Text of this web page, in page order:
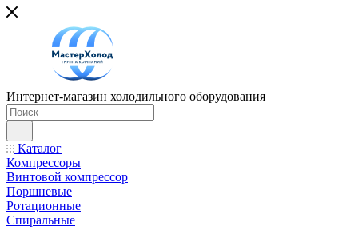
Интернет-магазин холодильного оборудования
Каталог
Компрессоры
Винтовой компрессор
Поршневые
Ротационные
Спиральные